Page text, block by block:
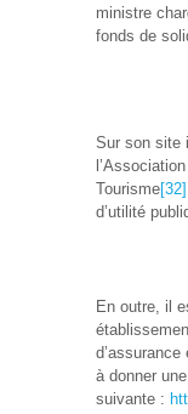
ministre
fonds de
Sur son site
Tourisme[32]
d’utilité
En outre, il
à donner
suivante :